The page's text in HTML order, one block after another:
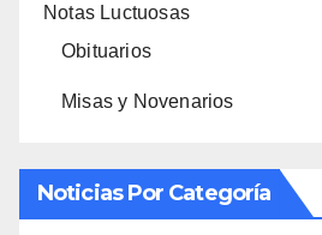
Notas Luctuosas
Obituarios
Misas y Novenarios
Noticias Por Categoría